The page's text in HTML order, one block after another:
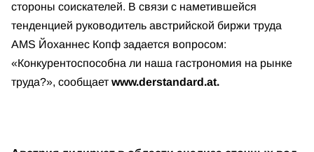
стороны соискателей. В связи с наметившейся
тенденцией руководитель австрийской биржи труда
AMS Йоханнес Копф задается вопросом:
«Конкурентоспособна ли наша гастрономия на рынке
труда?», сообщает www.derstandard.at.